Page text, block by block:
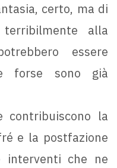
certo, ma di
alla
essere
forse sono già
contribuiscono la
e la postfazione
interventi che ne